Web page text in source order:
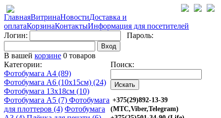
ГлавнаяВитринаНовостиДоставка и
оплатаКорзинаКонтактыИнформация для посетителей
Логин:
Пароль:
Вход
В вашей корзине 0 товаров
Категории:
Фотобумага A4 (89)
Фотобумага A6 (10х15см) (24)
Фотобумага 13х18см (10)
Фотобумага A5 (7) Фотобумага
для плоттеров (4) Фотобумага
Поиск:
+375(29)892-13-39
(МТС,Viber,Telegram)